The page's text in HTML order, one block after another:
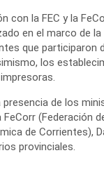
con la FEC y la
en el marco de la
que participaron
los
de los
(Federación
de Corrientes),
provinciales.